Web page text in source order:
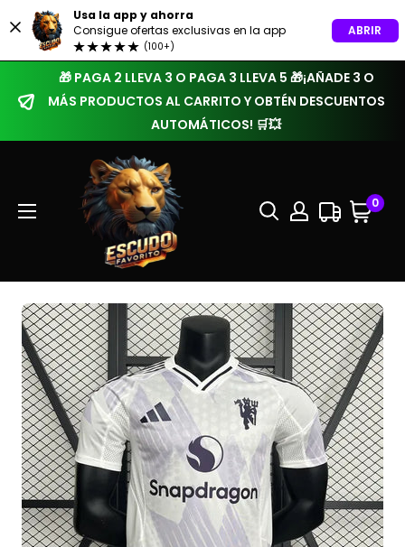
Usa la app y ahorra
Consigue ofertas exclusivas en la app
(100+)
ABRIR
🎁 PAGA 2 LLEVA 3 O PAGA 3 LLEVA 5 🎁¡AÑADE 3 O
MÁS PRODUCTOS AL CARRITO Y OBTÉN DESCUENTOS
AUTOMÁTICOS! 🛒💥
0